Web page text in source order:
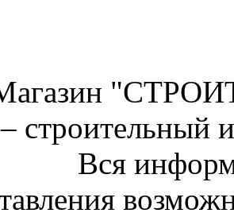
строительный
Вся